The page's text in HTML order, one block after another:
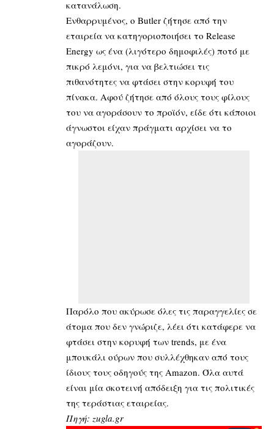
κατανάλωση.
Ενθαρρυμένος, ο Butler ζήτησε από την
εταιρεία να κατηγοριοποιήσει το Release
Energy ως ένα (λιγότερο δημοφιλές) ποτό με
πικρό λεμόνι, για να βελτιώσει τις
πιθανότητες να φτάσει στην κορυφή του
πίνακα. Αφού ζήτησε από όλους τους φίλους
του να αγοράσουν το προϊόν, είδε ότι κάποιοι
άγνωστοι είχαν πράγματι αρχίσει να το
αγοράζουν.
Παρόλο που ακύρωσε όλες τις παραγγελίες σε
άτομα που δεν γνώριζε, λέει ότι κατάφερε να
φτάσει στην κορυφή των trends, με ένα
μπουκάλι ούρων που συλλέχθηκαν από τους
ίδιους τους οδηγούς της Amazon. Όλα αυτά
είναι μία σκοτεινή απόδειξη για τις πολιτικές
της τεράστιας εταιρείας.
Πηγή: zugla.gr